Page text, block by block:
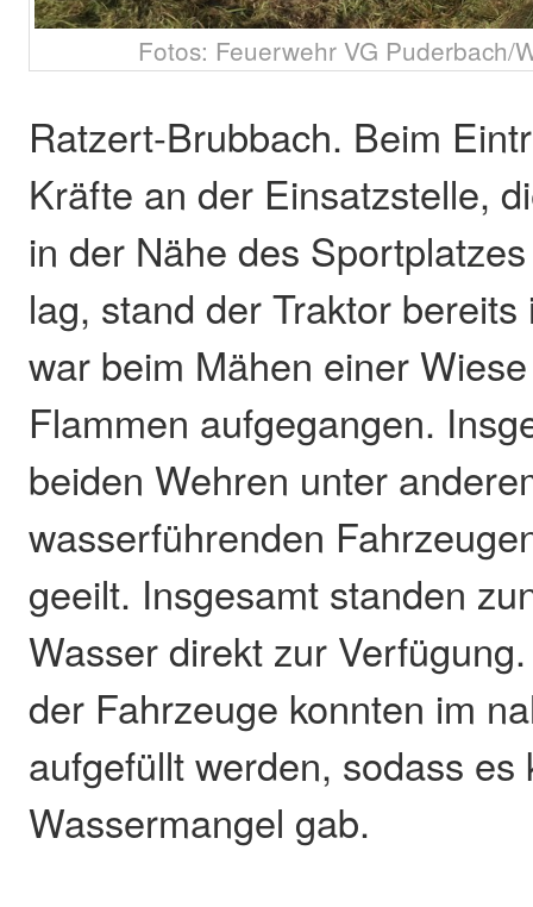
Fotos: Feuerwehr VG Puderbach/
Ratzert-Brubbach. Beim
Kräfte an der Einsatzstelle,
in der Nähe des
lag, stand der Traktor
war beim Mähen einer
Flammen aufgegangen.
beiden Wehren unter
wasserführenden
geeilt. Insgesamt standen
Wasser direkt zur
der Fahrzeuge konnten im
aufgefüllt werden, sodass es
Wassermangel gab.